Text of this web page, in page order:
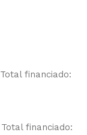
Total financiado:
Total financiado: